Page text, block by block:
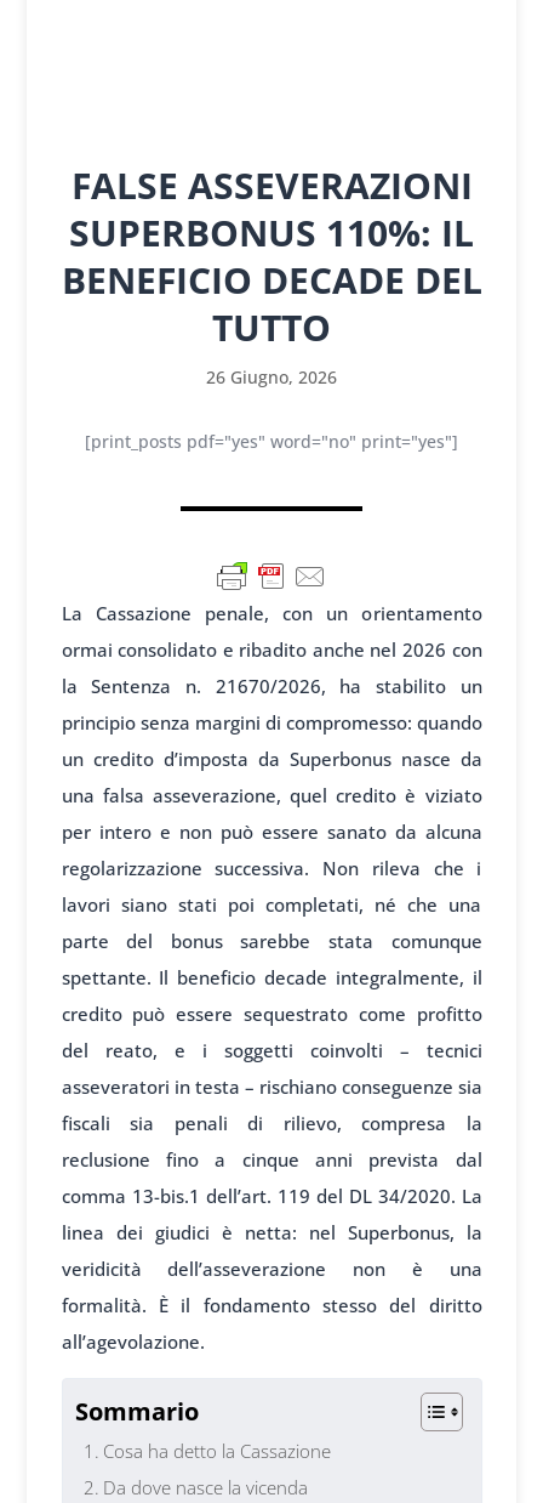
FALSE ASSEVERAZIONI
SUPERBONUS 110%: IL
BENEFICIO DECADE DEL
TUTTO
26 Giugno, 2026
[print_posts pdf="yes" word="no" print="yes"]
La Cassazione penale, con un orientamento
ormai consolidato e ribadito anche nel 2026 con
la Sentenza n. 21670/2026, ha stabilito un
principio senza margini di compromesso: quando
un credito d’imposta da Superbonus nasce da
una falsa asseverazione, quel credito è viziato
per intero e non può essere sanato da alcuna
regolarizzazione successiva. Non rileva che i
lavori siano stati poi completati, né che una
parte del bonus sarebbe stata comunque
spettante. Il beneficio decade integralmente, il
credito può essere sequestrato come profitto
del reato, e i soggetti coinvolti – tecnici
asseveratori in testa – rischiano conseguenze sia
fiscali sia penali di rilievo, compresa la
reclusione fino a cinque anni prevista dal
comma 13-bis.1 dell’art. 119 del DL 34/2020. La
linea dei giudici è netta: nel Superbonus, la
veridicità dell’asseverazione non è una
formalità. È il fondamento stesso del diritto
all’agevolazione.
Sommario
Cosa ha detto la Cassazione
Da dove nasce la vicenda